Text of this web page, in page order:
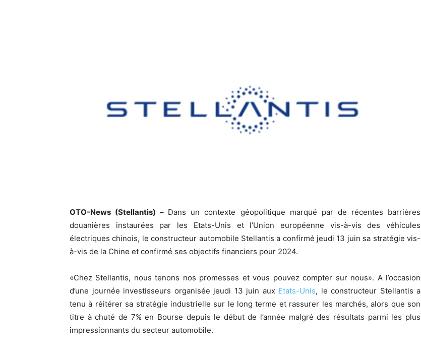
OTO-News (Stellantis) – Dans un contexte géopolitique marqué par de récentes barrières
douanières instaurées par les Etats-Unis et l’Union européenne vis-à-vis des véhicules
électriques chinois, le constructeur automobile Stellantis a confirmé jeudi 13 juin sa stratégie vis-
à-vis de la Chine et confirmé ses objectifs financiers pour 2024.
«Chez Stellantis, nous tenons nos promesses et vous pouvez compter sur nous». A l’occasion
d’une journée investisseurs organisée jeudi 13 juin aux Etats-Unis, le constructeur Stellantis a
tenu à réitérer sa stratégie industrielle sur le long terme et rassurer les marchés, alors que son
titre à chuté de 7% en Bourse depuis le début de l’année malgré des résultats parmi les plus
impressionnants du secteur automobile.